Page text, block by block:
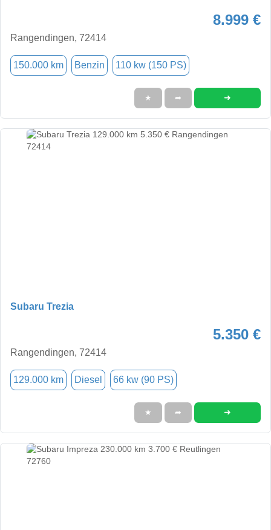
8.999 €
Rangendingen, 72414
150.000 km Benzin 110 kw (150 PS)
★ ➦ ➜
Subaru Trezia
5.350 €
Rangendingen, 72414
129.000 km Diesel 66 kw (90 PS)
★ ➦ ➜